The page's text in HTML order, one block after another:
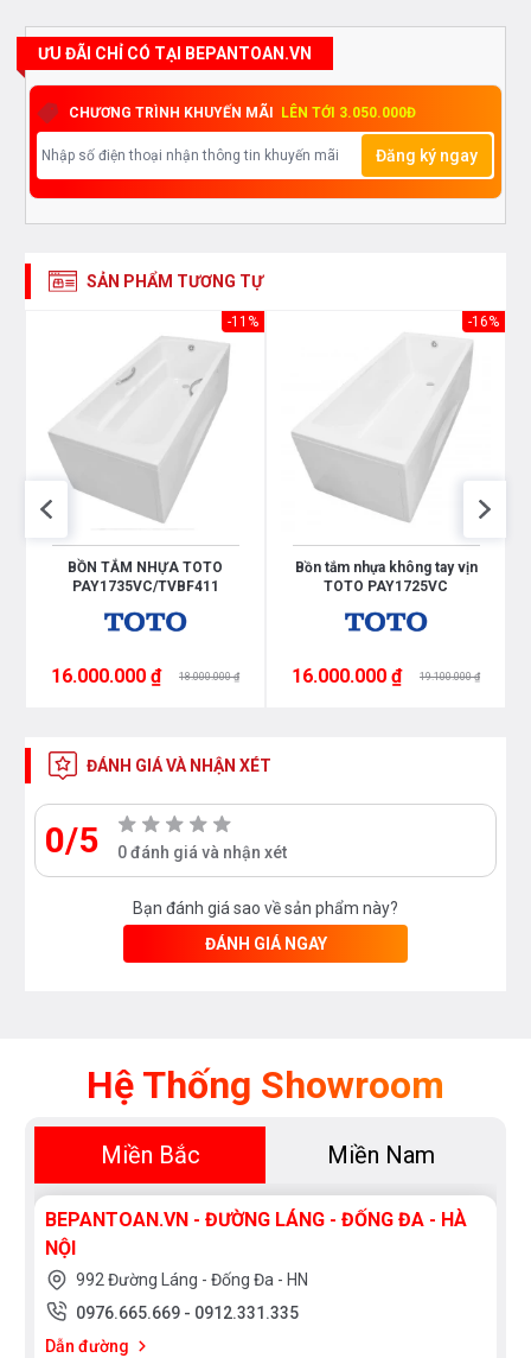
hàng của chúng tôi
ƯU ĐÃI CHỈ CÓ TẠI BEPANTOAN.VN
CHƯƠNG TRÌNH KHUYẾN MÃI LÊN TỚI 3.050.000Đ
Đăng ký ngay
SẢN PHẨM TƯƠNG TỰ
-11%
BỒN TẮM NHỰA TOTO
PAY1735VC/TVBF411
16.000.000 ₫ 18.000.000 ₫
-16%
Bồn tắm nhựa không tay vịn
TOTO PAY1725VC
16.000.000 ₫ 19.100.000 ₫
ĐÁNH GIÁ VÀ NHẬN XÉT
0/5 0 đánh giá và nhận xét
Bạn đánh giá sao về sản phẩm này?
ĐÁNH GIÁ NGAY
Hệ Thống Showroom
Miền Bắc Miền Nam
BEPANTOAN.VN - ĐƯỜNG LÁNG - ĐỐNG ĐA - HÀ
NỘI
992 Đường Láng - Đống Đa - HN
0976.665.669 - 0912.331.335
Dẫn đường